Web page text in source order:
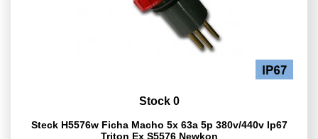
Stock 0
Steck H5576w Ficha Macho 5x 63a 5p 380v/440v Ip67
Triton Ex S5576 Newkon